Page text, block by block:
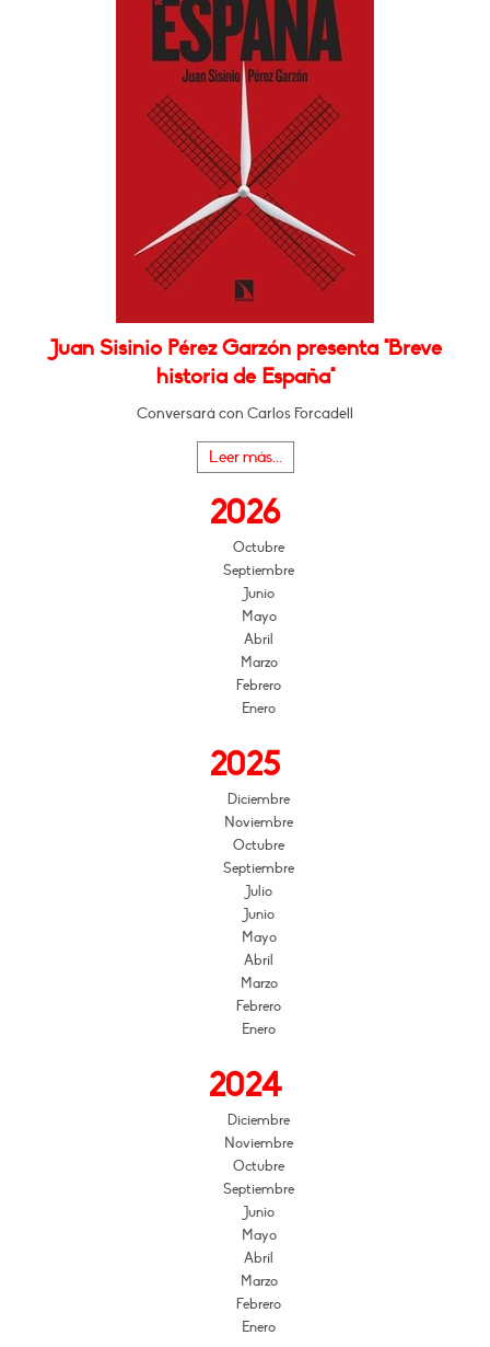
Juan Sisinio Pérez Garzón presenta "Breve
historia de España"
Conversará con Carlos Forcadell
Leer más...
2026
Octubre
Septiembre
Junio
Mayo
Abril
Marzo
Febrero
Enero
2025
Diciembre
Noviembre
Octubre
Septiembre
Julio
Junio
Mayo
Abril
Marzo
Febrero
Enero
2024
Diciembre
Noviembre
Octubre
Septiembre
Junio
Mayo
Abril
Marzo
Febrero
Enero